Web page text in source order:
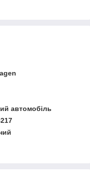
автомобіль